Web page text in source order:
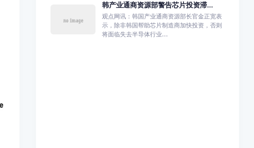
韩产业通商资源部警告芯片投资滞...
观点网讯：韩国产业通商资源部长官金正宽表
示，除非韩国帮助芯片制造商加快投资，否则
将面临失去半导体行业...